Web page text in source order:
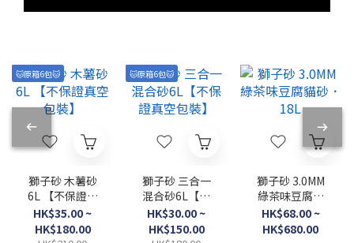
🐱原箱6包🐱
獅子砂 木薯砂
6L 【不保證真
空包裝】
HK$35.00 ~
HK$180.00
🐱原箱6包🐱
獅子砂 三合一
混合砂6L【不
保證真空包裝】
HK$30.00 ~
HK$150.00
獅子砂 3.0MM
綠茶味豆腐貓
砂．18L
HK$68.00 ~
HK$680.00